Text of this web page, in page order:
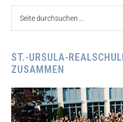
ST.-URSULA-
ZUSAMMEN